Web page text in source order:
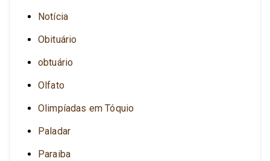
Notícia
Obituário
obtuário
Olfato
Olimpíadas em Tóquio
Paladar
Paraiba